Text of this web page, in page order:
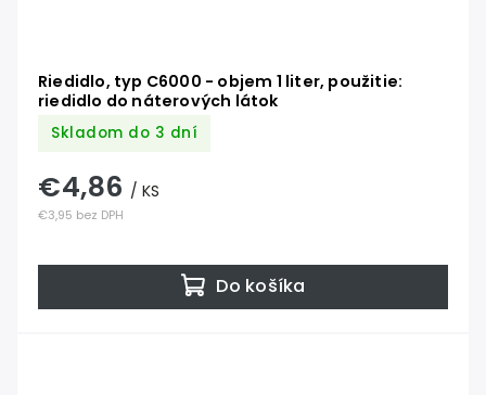
Riedidlo, typ C6000 - objem 1 liter, použitie:
riedidlo do náterových látok
Skladom do 3 dní
€3,95 bez DPH
€4,86 / KS
Do košíka